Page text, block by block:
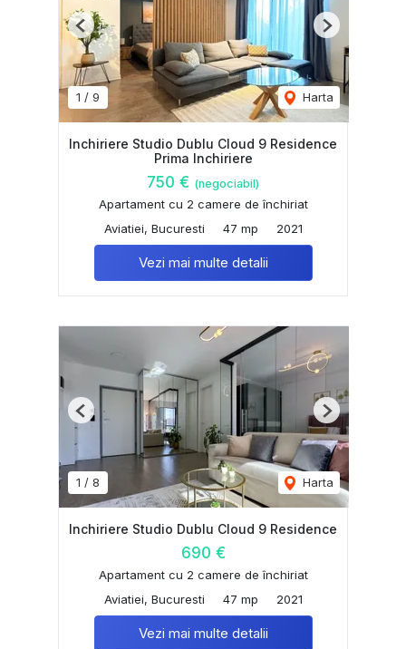
1 / 9 Harta
Previous Next
Inchiriere Studio Dublu Cloud 9 Residence
Prima Inchiriere
750 € (negociabil)
Apartament cu 2 camere de închiriat
Aviatiei, Bucuresti
47 mp 2021
Vezi mai multe detalii
1 / 8 Harta
Previous Next
Inchiriere Studio Dublu Cloud 9 Residence
690 €
Apartament cu 2 camere de închiriat
Aviatiei, Bucuresti
47 mp 2021
Vezi mai multe detalii